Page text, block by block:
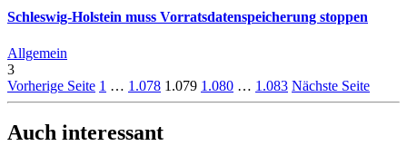
Schleswig-Holstein muss Vorratsdatenspeicherung stoppen
Allgemein
3
Vorherige Seite 1 … 1.078 1.079 1.080 … 1.083 Nächste Seite
Auch interessant